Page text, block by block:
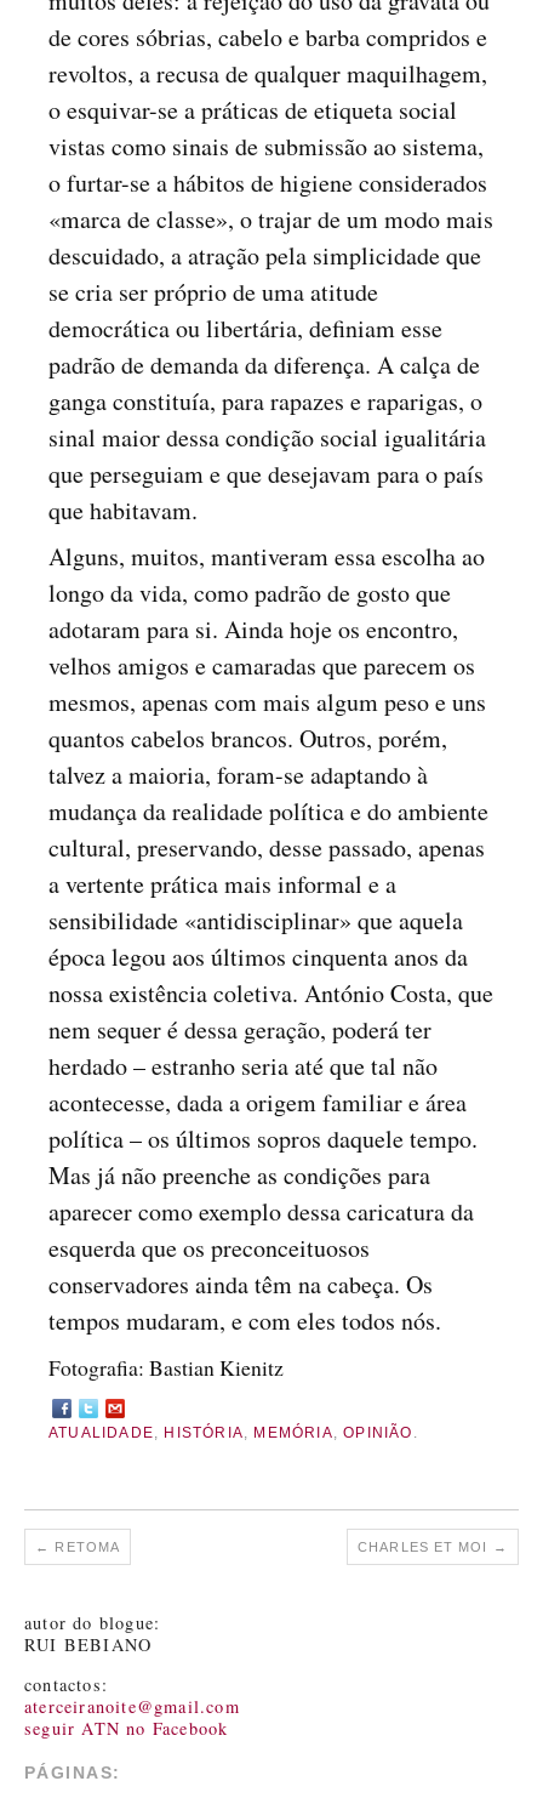
de cores sóbrias, cabelo e barba compridos e
revoltos, a recusa de qualquer maquilhagem,
o esquivar-se a práticas de etiqueta social
vistas como sinais de submissão ao sistema,
o furtar-se a hábitos de higiene considerados
«marca de classe», o trajar de um modo mais
descuidado, a atração pela simplicidade que
se cria ser próprio de uma atitude
democrática ou libertária, definiam esse
padrão de demanda da diferença. A calça de
ganga constituía, para rapazes e raparigas, o
sinal maior dessa condição social igualitária
que perseguiam e que desejavam para o país
que habitavam.
Alguns, muitos, mantiveram essa escolha ao
longo da vida, como padrão de gosto que
adotaram para si. Ainda hoje os encontro,
velhos amigos e camaradas que parecem os
mesmos, apenas com mais algum peso e uns
quantos cabelos brancos. Outros, porém,
talvez a maioria, foram-se adaptando à
mudança da realidade política e do ambiente
cultural, preservando, desse passado, apenas
a vertente prática mais informal e a
sensibilidade «antidisciplinar» que aquela
época legou aos últimos cinquenta anos da
nossa existência coletiva. António Costa, que
nem sequer é dessa geração, poderá ter
herdado – estranho seria até que tal não
acontecesse, dada a origem familiar e área
política – os últimos sopros daquele tempo.
Mas já não preenche as condições para
aparecer como exemplo dessa caricatura da
esquerda que os preconceituosos
conservadores ainda têm na cabeça. Os
tempos mudaram, e com eles todos nós.
Fotografia: Bastian Kienitz
ATUALIDADE HISTÓRIA MEMÓRIA ,OPINIÃO
← RETOMA CHARLES ET MOI →
autor do blogue:
RUI BEBIANO
contactos:
aterceiranoite@gmail.com
seguir ATN no Facebook
PÁGINAS: